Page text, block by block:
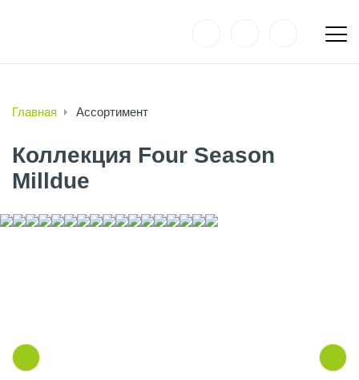
Главная Ассортимент
Коллекция Four Season
Milldue